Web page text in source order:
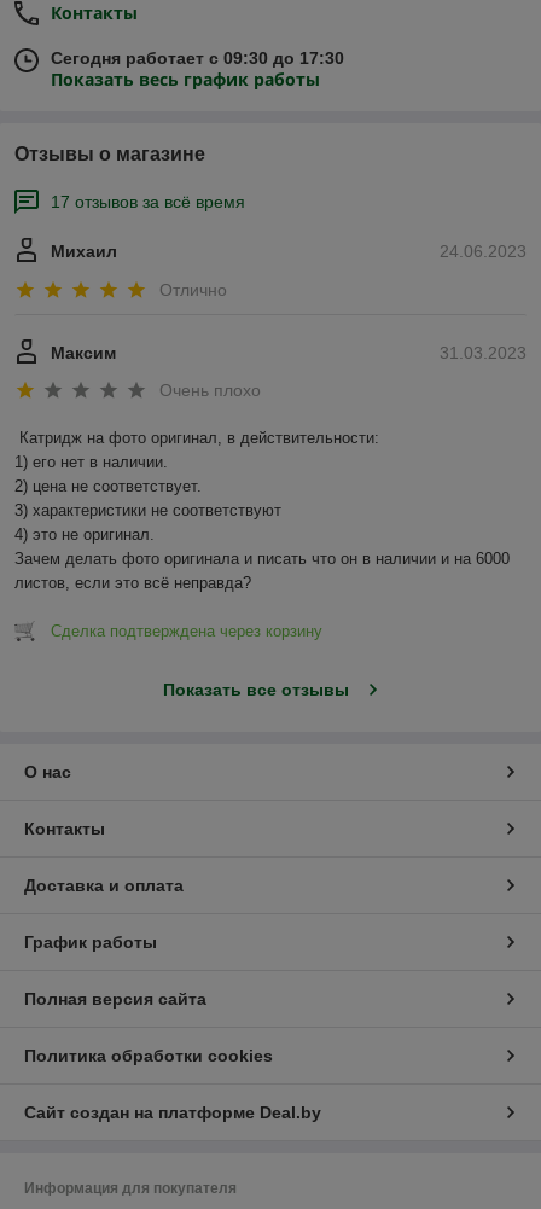
Контакты
Сегодня работает с 09:30 до 17:30
Показать весь график работы
Отзывы о магазине
17 отзывов за всё время
24.06.2023
Михаил
Отлично
31.03.2023
Максим
Очень плохо
Катридж на фото оригинал, в действительности:
1) его нет в наличии.
2) цена не соответствует.
3) характеристики не соответствуют
4) это не оригинал.
Зачем делать фото оригинала и писать что он в наличии и на 6000
листов, если это всё неправда?
Сделка подтверждена через корзину
Показать все отзывы
О нас
Контакты
Доставка и оплата
График работы
Полная версия сайта
Политика обработки cookies
Сайт создан на платформе Deal.by
Информация для покупателя